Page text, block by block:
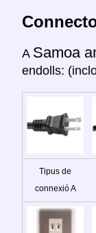
A Samoa
endolls:
Tipus de
connexió A